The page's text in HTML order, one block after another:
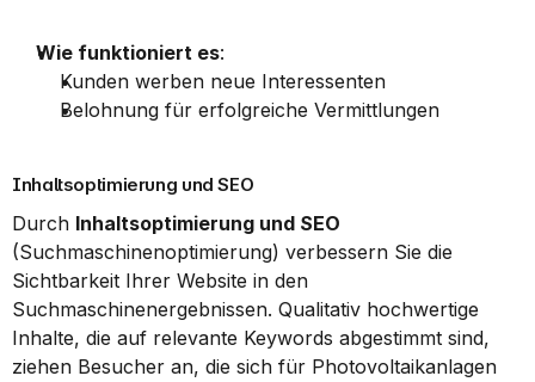
Wie funktioniert es:
Kunden werben neue Interessenten
Belohnung für erfolgreiche Vermittlungen
Inhaltsoptimierung und SEO
Durch Inhaltsoptimierung und SEO
(Suchmaschinenoptimierung) verbessern Sie die
Sichtbarkeit Ihrer Website in den
Suchmaschinenergebnissen. Qualitativ hochwertige
Inhalte, die auf relevante Keywords abgestimmt sind,
ziehen Besucher an, die sich für Photovoltaikanlagen